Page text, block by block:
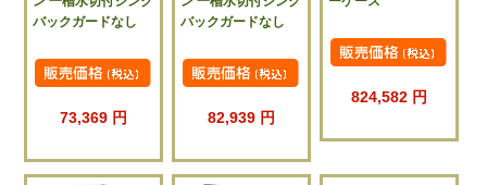
バックガードなし
73,369 円
バックガードなし
82,939 円
824,582 円